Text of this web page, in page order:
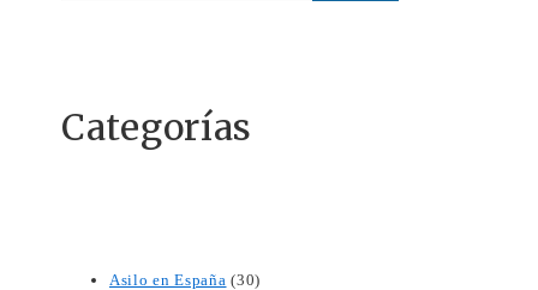
Categorías
Asilo en España (30)